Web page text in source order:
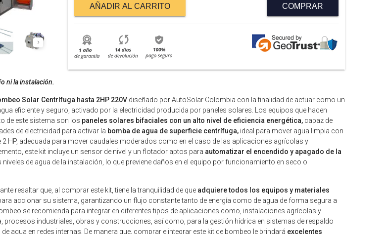
AÑADIR AL CARRITO COMPRAR
ni la instalación.
Solar Centrífuga hasta 2HP 220V diseñado por AutoSolar Colombia con la finalidad de actuar como un
eficiente y seguro, activado por la electricidad producida por paneles solares. Los equipos que hacen
de este sistema son los paneles solares bifaciales con un alto nivel de eficiencia energética, capaz de
de electricidad para activar la bomba de agua de superficie centrífuga, ideal para mover agua limpia con
2 HP, adecuada para mover caudales moderados como en el caso de las aplicaciones agrícolas y
este kit incluye un sensor de nivel y un flotador aptos para automatizar el encendido y apagado de la
de agua de la instalación, lo que previene daños en el equipo por funcionamiento en seco o
resaltar que, al comprar este kit, tiene la tranquilidad de que adquiere todos los equipos y materiales
accionar su sistema, garantizando un flujo constante tanto de energía como de agua de forma segura a
se recomienda para integrar en diferentes tipos de aplicaciones como, instalaciones agrícolas y
procesos industriales, obras y construcciones, así como, para la gestión hídrica en sistemas de respaldo
agua en redes internas. De manera que, comprar e integrar este kit de bombeo le brindará excelentes